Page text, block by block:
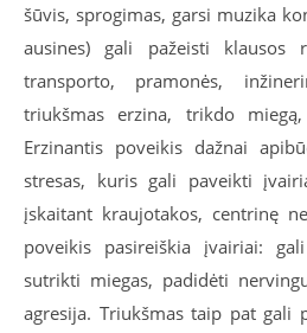
šūvis, sprogimas, garsi muzika
ausines) gali pažeisti klausos
transporto, pramonės,
triukšmas erzina, trikdo
Erzinantis poveikis dažnai
stresas, kuris gali paveikti
įskaitant kraujotakos, centrinę
poveikis pasireiškia įvairiai:
sutrikti miegas, padidėti
agresija. Triukšmas taip pat gali